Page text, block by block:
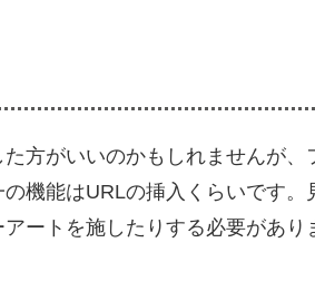
方がいいのかもしれませんが、
機能はURLの挿入くらいです。
ートを施したりする必要があり